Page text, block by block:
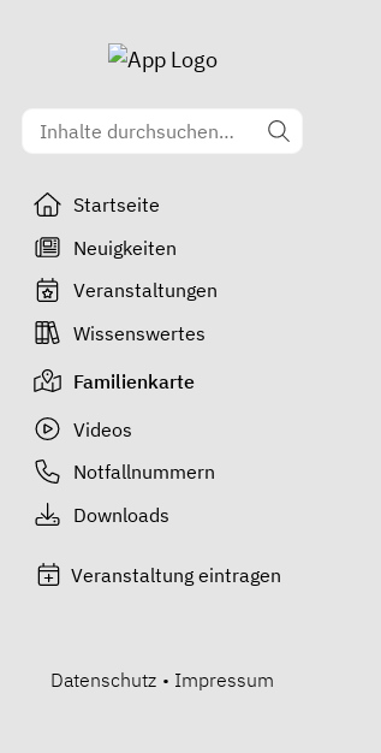
Startseite
Neuigkeiten
Veranstaltungen
Wissenswertes
Familienkarte
Videos
Notfallnummern
Downloads
Veranstaltung eintragen
Datenschutz • Impressum